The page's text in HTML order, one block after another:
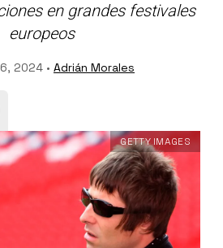
en grandes festivales
europeos
2024 • Adrián Morales
GETTY IMAGES